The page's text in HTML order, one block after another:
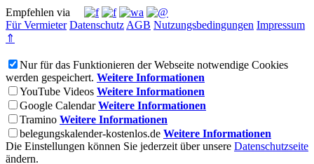
Empfehlen via
Für Vermieter Datenschutz AGB Nutzungsbedingungen Impressum
⇑
Nur für das Funktionieren der Webseite notwendige Cookies
werden gespeichert. Weitere Informationen
YouTube Videos Weitere Informationen
Google Calendar Weitere Informationen
Tramino Weitere Informationen
belegungskalender-kostenlos.de Weitere Informationen
Die Einstellungen können Sie jederzeit über unsere Datenschutzseite
ändern.